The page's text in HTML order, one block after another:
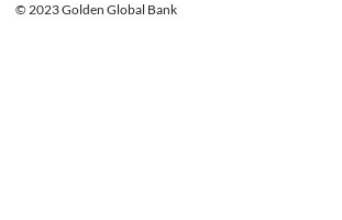
© 2023 Golden Global Bank